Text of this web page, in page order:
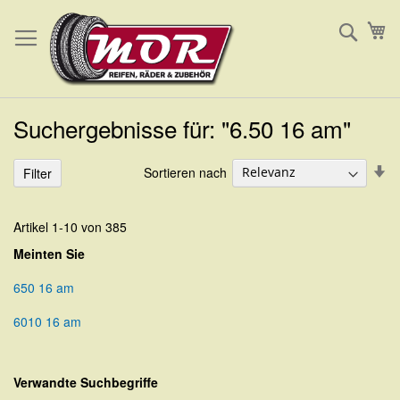
zum
Suchergebnisse für: "6.50 16 am"
Artikel 1-10 von 385
Sortieren nach
Meinten Sie
650 16 am
6010 16 am
Verwandte Suchbegriffe
Filter